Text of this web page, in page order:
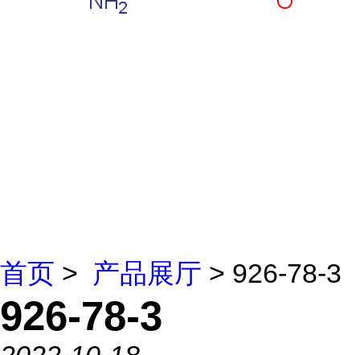
首页 > 产品展厅 > 926-78-3
926-78-3